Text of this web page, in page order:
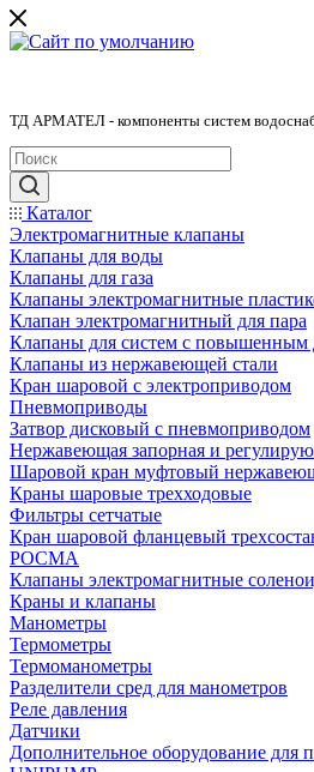
ТД АРМАТЕЛ - компоненты систем
Каталог
Электромагнитные клапаны
Клапаны для воды
Клапаны для газа
Клапаны электромагнитные
Клапан электромагнитный для пара
Клапаны для систем с повышенным
Клапаны из нержавеющей стали
Кран шаровой с электроприводом
Пневмоприводы
Затвор дисковый с пневмоприводом
Нержавеющая запорная и
Шаровой кран муфтовый
Краны шаровые трехходовые
Фильтры сетчатые
Кран шаровой фланцевый
РОСМА
Клапаны электромагнитные
Краны и клапаны
Манометры
Термометры
Термоманометры
Разделители сред для манометров
Реле давления
Датчики
Дополнительное оборудование для